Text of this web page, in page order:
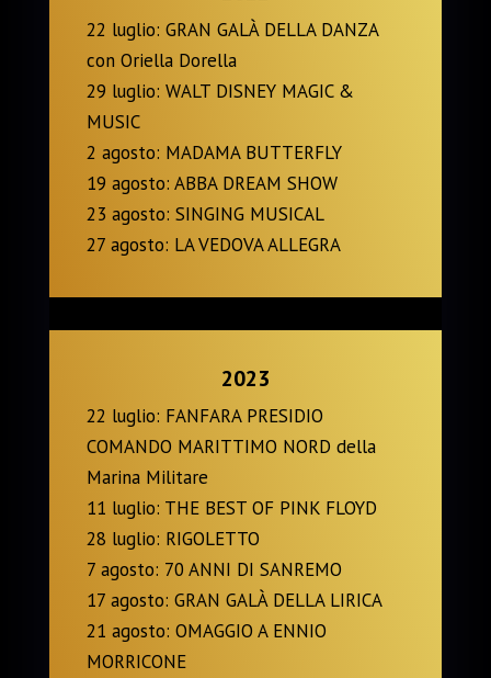
22 luglio: GRAN GALÀ DELLA DANZA
con Oriella Dorella
29 luglio: WALT DISNEY MAGIC &
MUSIC
2 agosto: MADAMA BUTTERFLY
19 agosto: ABBA DREAM SHOW
23 agosto: SINGING MUSICAL
27 agosto: LA VEDOVA ALLEGRA
2023
22 luglio: FANFARA PRESIDIO
COMANDO MARITTIMO NORD della
Marina Militare
11 luglio: THE BEST OF PINK FLOYD
28 luglio: RIGOLETTO
7 agosto: 70 ANNI DI SANREMO
17 agosto: GRAN GALÀ DELLA LIRICA
21 agosto: OMAGGIO A ENNIO
MORRICONE